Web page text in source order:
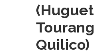
Quilico)